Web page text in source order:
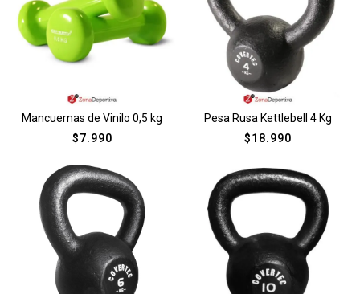
Mancuernas de Vinilo 0,5 kg
$7.990
Pesa Rusa Kettlebell 4 Kg
$18.990